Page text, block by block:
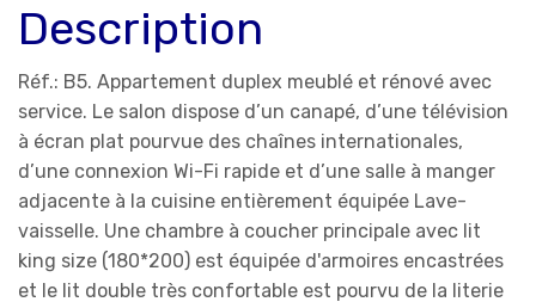
Description
Réf.: B5. Appartement duplex meublé et rénové avec
service. Le salon dispose d’un canapé, d’une télévision
à écran plat pourvue des chaînes internationales,
d’une connexion Wi-Fi rapide et d’une salle à manger
adjacente à la cuisine entièrement équipée Lave-
vaisselle. Une chambre à coucher principale avec lit
king size (180*200) est équipée d'armoires encastrées
et le lit double très confortable est pourvu de la literie